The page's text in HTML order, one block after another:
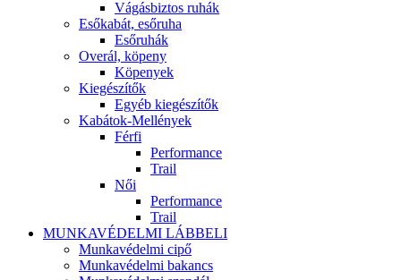
Vágásbiztos ruhák
Esőkabát, esőruha
Esőruhák
Overál, köpeny
Köpenyek
Kiegészítők
Egyéb kiegészítők
Kabátok-Mellények
Férfi
Performance
Trail
Női
Performance
Trail
MUNKAVÉDELMI LÁBBELI
Munkavédelmi cipő
Munkavédelmi bakancs